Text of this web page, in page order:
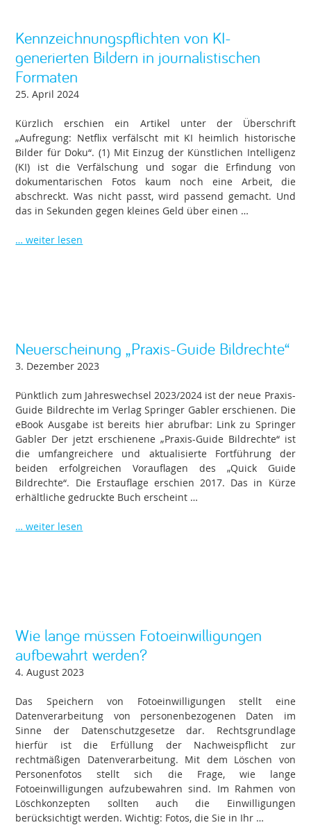
Kennzeichnungspflichten von KI-
generierten Bildern in journalistischen
Formaten
25. April 2024
Kürzlich erschien ein Artikel unter der Überschrift
„Aufregung: Netflix verfälscht mit KI heimlich historische
Bilder für Doku“. (1) Mit Einzug der Künstlichen Intelligenz
(KI) ist die Verfälschung und sogar die Erfindung von
dokumentarischen Fotos kaum noch eine Arbeit, die
abschreckt. Was nicht passt, wird passend gemacht. Und
das in Sekunden gegen kleines Geld über einen …
… weiter lesen
Neuerscheinung „Praxis-Guide Bildrechte“
3. Dezember 2023
Pünktlich zum Jahreswechsel 2023/2024 ist der neue Praxis-
Guide Bildrechte im Verlag Springer Gabler erschienen. Die
eBook Ausgabe ist bereits hier abrufbar: Link zu Springer
Gabler Der jetzt erschienene „Praxis-Guide Bildrechte“ ist
die umfangreichere und aktualisierte Fortführung der
beiden erfolgreichen Vorauflagen des „Quick Guide
Bildrechte“. Die Erstauflage erschien 2017. Das in Kürze
erhältliche gedruckte Buch erscheint …
… weiter lesen
Wie lange müssen Fotoeinwilligungen
aufbewahrt werden?
4. August 2023
Das Speichern von Fotoeinwilligungen stellt eine
Datenverarbeitung von personenbezogenen Daten im
Sinne der Datenschutzgesetze dar. Rechtsgrundlage
hierfür ist die Erfüllung der Nachweispflicht zur
rechtmäßigen Datenverarbeitung. Mit dem Löschen von
Personenfotos stellt sich die Frage, wie lange
Fotoeinwilligungen aufzubewahren sind. Im Rahmen von
Löschkonzepten sollten auch die Einwilligungen
berücksichtigt werden. Wichtig: Fotos, die Sie in Ihr …